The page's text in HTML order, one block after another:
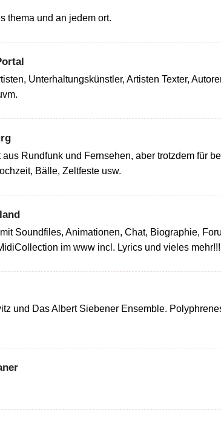
thema und an jedem ort.
Unterhaltungskünstler, Artisten Texter,
Rundfunk und Fernsehen, aber trotzdem für
Bälle, Zeltfeste usw.
Soundfiles, Animationen, Chat, Biographie,
im www incl. Lyrics und vieles
und Das Albert Siebener Ensemble.